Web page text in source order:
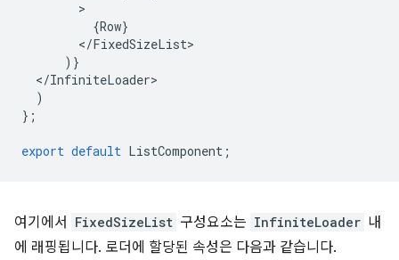
{Row}
</FixedSizeList
)}
</InfiniteLoader
)
};
export default ListComponent ;
여기에서 FixedSizeList 구성요소는 InfiniteLoader 내
에 래핑됩니다. 로더에 할당된 속성은 다음과 같습니다.